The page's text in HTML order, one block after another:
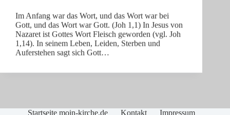
Im Anfang war das Wort, und das Wort war bei
Gott, und das Wort war Gott. (Joh 1,1) In Jesus von
Nazaret ist Gottes Wort Fleisch geworden (vgl. Joh
1,14). In seinem Leben, Leiden, Sterben und
Auferstehen sagt sich Gott…
Startseite moin-kirche.de Kontakt Impressum